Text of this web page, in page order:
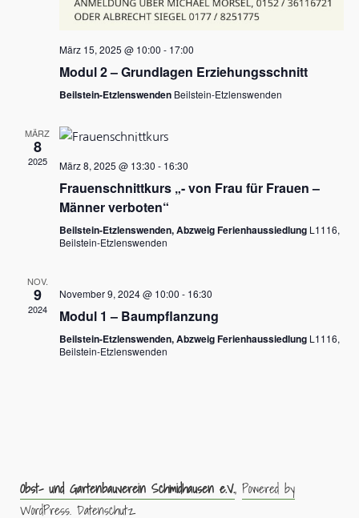
März 15, 2025 @ 10:00 - 17:00
Modul 2 – Grundlagen Erziehungsschnitt
Beilstein-Etzlenswenden Beilstein-Etzlenswenden
MÄRZ
8
2025 März 8, 2025 @ 13:30 - 16:30
Frauenschnittkurs „- von Frau für Frauen –
Männer verboten“
Beilstein-Etzlenswenden, Abzweig Ferienhaussiedlung L1116,
Beilstein-Etzlenswenden
NOV.
9
2024
November 9, 2024 @ 10:00 - 16:30
Modul 1 – Baumpflanzung
Beilstein-Etzlenswenden, Abzweig Ferienhaussiedlung L1116,
Beilstein-Etzlenswenden
Obst- und Gartenbauverein Schmidhausen e.V., Powered by
WordPress. Datenschutz